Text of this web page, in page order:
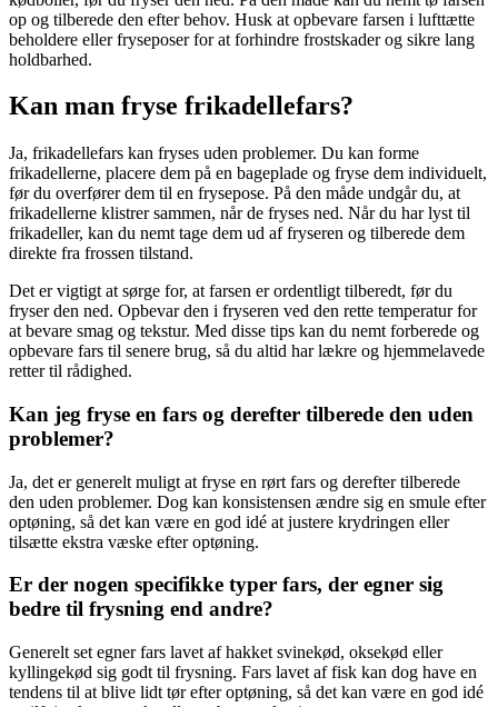
op og tilberede den efter behov. Husk at opbevare farsen i lufttætte
beholdere eller fryseposer for at forhindre frostskader og sikre lang
holdbarhed.
Kan man fryse frikadellefars?
Ja, frikadellefars kan fryses uden problemer. Du kan forme
frikadellerne, placere dem på en bageplade og fryse dem individuelt,
før du overfører dem til en frysepose. På den måde undgår du, at
frikadellerne klistrer sammen, når de fryses ned. Når du har lyst til
frikadeller, kan du nemt tage dem ud af fryseren og tilberede dem
direkte fra frossen tilstand.
Det er vigtigt at sørge for, at farsen er ordentligt tilberedt, før du
fryser den ned. Opbevar den i fryseren ved den rette temperatur for
at bevare smag og tekstur. Med disse tips kan du nemt forberede og
opbevare fars til senere brug, så du altid har lækre og hjemmelavede
retter til rådighed.
Kan jeg fryse en fars og derefter tilberede den uden
problemer?
Ja, det er generelt muligt at fryse en rørt fars og derefter tilberede
den uden problemer. Dog kan konsistensen ændre sig en smule efter
optøning, så det kan være en god idé at justere krydringen eller
tilsætte ekstra væske efter optøning.
Er der nogen specifikke typer fars, der egner sig
bedre til frysning end andre?
Generelt set egner fars lavet af hakket svinekød, oksekød eller
kyllingekød sig godt til frysning. Fars lavet af fisk kan dog have en
tendens til at blive lidt tør efter optøning, så det kan være en god idé